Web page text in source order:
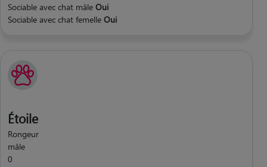
Sociable avec chat mâle Oui
Sociable avec chat femelle Oui
Étoile
Rongeur
mâle
0